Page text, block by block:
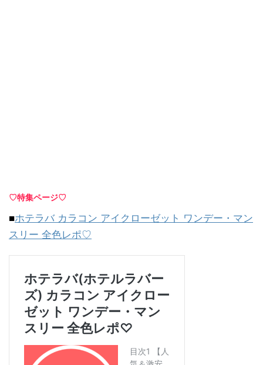
♡特集ページ♡
■ホテラバ カラコン アイクローゼット ワンデー・マン
スリー 全色レポ♡